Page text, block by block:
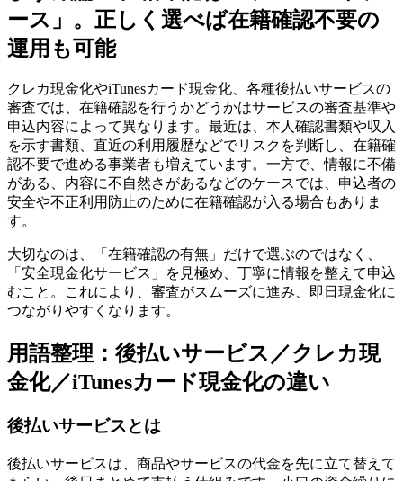
ース」。正しく選べば在籍確認不要の
運用も可能
クレカ現金化やiTunesカード現金化、各種後払いサービスの
審査では、在籍確認を行うかどうかはサービスの審査基準や
申込内容によって異なります。最近は、本人確認書類や収入
を示す書類、直近の利用履歴などでリスクを判断し、在籍確
認不要で進める事業者も増えています。一方で、情報に不備
がある、内容に不自然さがあるなどのケースでは、申込者の
安全や不正利用防止のために在籍確認が入る場合もありま
す。
大切なのは、「在籍確認の有無」だけで選ぶのではなく、
「安全現金化サービス」を見極め、丁寧に情報を整えて申込
むこと。これにより、審査がスムーズに進み、即日現金化に
つながりやすくなります。
用語整理：後払いサービス／クレカ現
金化／iTunesカード現金化の違い
後払いサービスとは
後払いサービスは、商品やサービスの代金を先に立て替えて